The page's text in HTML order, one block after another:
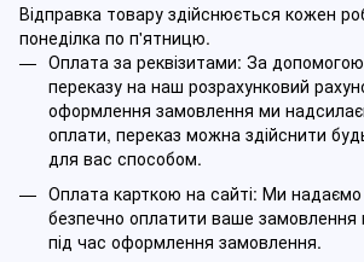
Відправка товару здійснюється кожен
понеділка по п'ятницю.
Оплата за реквізитами: За допомогою
переказу на наш розрахунковий
оформлення замовлення ми
оплати, переказ можна здійснити
для вас способом.
Оплата карткою на сайті: Ми
безпечно оплатити ваше замовлення
під час оформлення замовлення.